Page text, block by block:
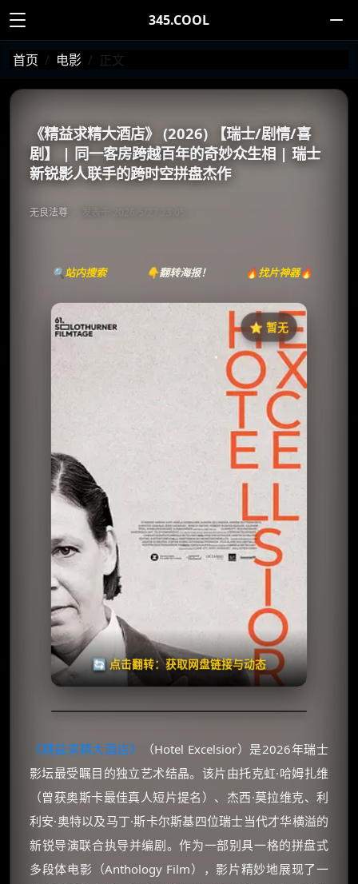
345.COOL
首页 电影 正文
《精益求精大酒店》 (2026) 【瑞士/剧情/喜
剧】 | 同一客房跨越百年的奇妙众生相 | 瑞士
新锐影人联手的跨时空拼盘杰作
无良法尊 发表于 2026/5/27 23:05
🔍站内搜索 👇翻转海报！ 🔥找片神器🔥
⭐️ 暂无
🔄 点击翻转：获取网盘链接与动态
⭐️ 评分：暂无 | 🎬 2026年
失效请反馈
🧧️
天天领红包
《精益求精大酒店》
（Hotel Excelsior）是2026年瑞士
影坛最受瞩目的独立艺术结晶。该片由托克虹·哈姆扎维
（曾获奥斯卡最佳真人短片提名）、杰西·莫拉维克、利
利安·奥特以及马丁·斯卡尔斯基四位瑞士当代才华横溢的
新锐导演联合执导并编剧。作为一部别具一格的拼盘式
多段体电影（Anthology Film），影片精妙地展现了一